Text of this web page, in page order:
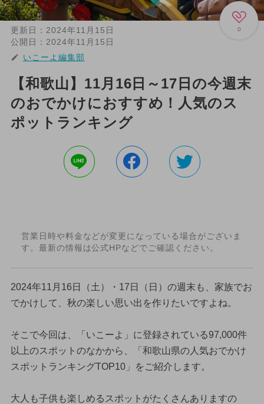
0
更新日： 2024年11月15日
公開日： 2024年11月15日
いこーよ編集部
【和歌山】11月16日～17日の今週末
のおでかけにおすすめ！人気のス
ポットランキング
営業日時や料金などが変更になっている場合がございま
す。最新の情報は公式HPなどでご確認ください。
2024年11月16日（土）・17日（日）の週末も、家族でお
でかけして、秋の楽しい思い出を作りたいですよね。
そこで今回は、「いこーよ」に登録されている97,000件
以上のスポットのなかから、「和歌山県の人気おでかけ
スポットランキングTOP10」をご紹介します。
大人も子供も楽しめるスポットがたくさんありますの